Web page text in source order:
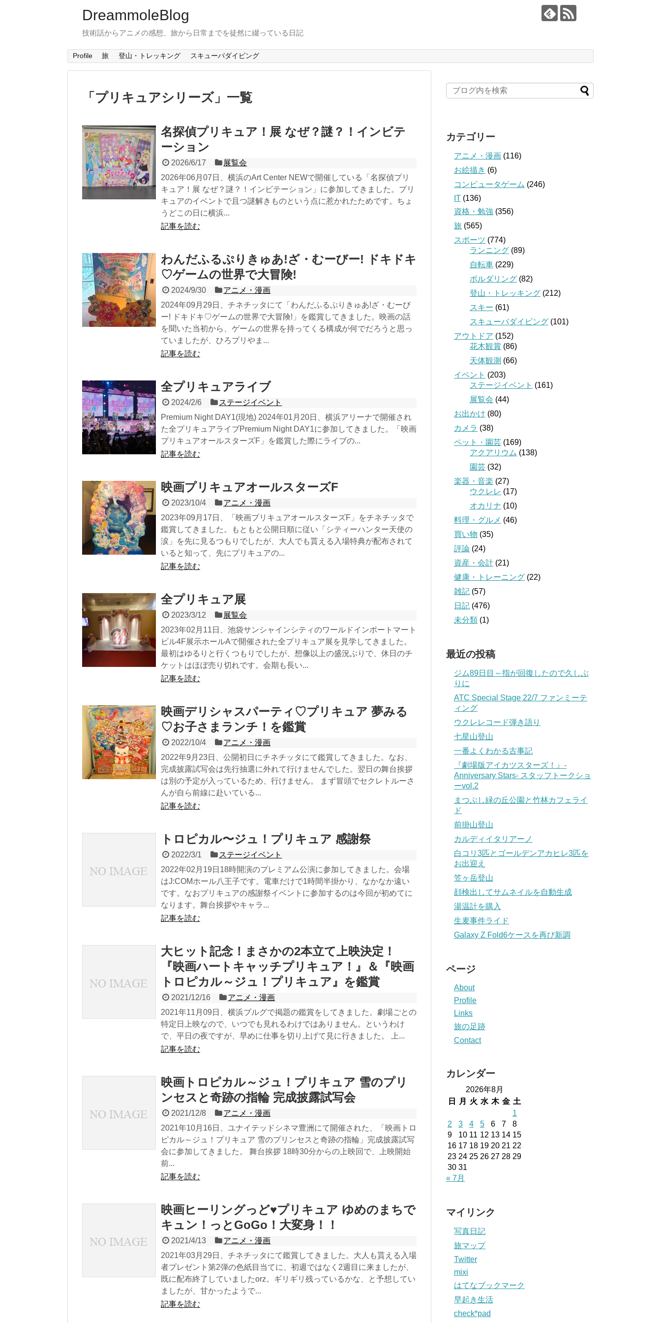
DreammoleBlog
技術話からアニメの感想、旅から日常までを徒然に綴っている日記
Profile 旅 登山・トレッキング スキューバダイビング
「 プリキュアシリーズ」 一覧
名探偵プリキュア！展 なぜ？謎？！インビテ
ーション
2026/6/17
展覧会
2026年06月07日、横浜のArt Center NEWで開催している「名探偵プリ
キュア！展 なぜ？謎？！インビテーション」に参加してきました。プリ
キュアのイベントで且つ謎解きものという点に惹かれたためです。ちょ
うどこの日に横浜...
記事を読む
わんだふるぷりきゅあ!ざ・むーびー! ドキドキ
♡ゲームの世界で大冒険!
2024/9/30
アニメ・漫画
2024年09月29日、チネチッタにて「わんだふるぷりきゅあ!ざ・むーび
ー! ドキドキ♡ゲームの世界で大冒険!」を鑑賞してきました。映画の話
を聞いた当初から、ゲームの世界を持ってくる構成が何でだろうと思っ
ていましたが、ひろプリやま...
記事を読む
全プリキュアライブ
2024/2/6
ステージイベント
Premium Night DAY1(現地) 2024年01月20日、横浜アリーナで開催され
た全プリキュアライブPremium Night DAY1に参加してきました。「映画
プリキュアオールスターズF」を鑑賞した際にライブの...
記事を読む
映画プリキュアオールスターズF
2023/10/4
アニメ・漫画
2023年09月17日、「映画プリキュアオールスターズF」をチネチッタで
鑑賞してきました。もともと公開日順に従い「シティーハンター天使の
涙」を先に見るつもりでしたが、大人でも貰える入場特典が配布されて
いると知って、先にプリキュアの...
記事を読む
全プリキュア展
2023/3/12
展覧会
2023年02月11日、池袋サンシャインシティのワールドインポートマート
ビル4F展示ホールAで開催された全プリキュア展を見学してきました。
最初はゆるりと行くつもりでしたが、想像以上の盛況ぶりで、休日のチ
ケットはほぼ売り切れです。会期も長い...
記事を読む
映画デリシャスパーティ♡プリキュア 夢みる
♡お子さまランチ！を鑑賞
2022/10/4
アニメ・漫画
2022年9月23日、公開初日にチネチッタにて鑑賞してきました。なお、
完成披露試写会は先行抽選に外れて行けませんでした。翌日の舞台挨拶
は別の予定が入っているため、行けません。 まず冒頭でセクレトルーさ
んが自ら前線に赴いている...
記事を読む
トロピカル〜ジュ！プリキュア 感謝祭
2022/3/1
ステージイベント
2022年02月19日18時開演のプレミアム公演に参加してきました。会場
はJ:COMホール八王子です。電車だけで1時間半掛かり、なかなか遠い
です。なおプリキュアの感謝祭イベントに参加するのは今回が初めてに
なります。舞台挨拶やキャラ...
記事を読む
大ヒット記念！まさかの2本立て上映決定！
『映画ハートキャッチプリキュア！』＆『映画
トロピカル～ジュ！プリキュア』を鑑賞
2021/12/16
アニメ・漫画
2021年11月09日、横浜ブルグで掲題の鑑賞をしてきました。劇場ごとの
特定日上映なので、いつでも見れるわけではありません。というわけ
で、平日の夜ですが、早めに仕事を切り上げて見に行きました。 上...
記事を読む
映画トロピカル～ジュ！プリキュア 雪のプリ
ンセスと奇跡の指輪 完成披露試写会
2021/12/8
アニメ・漫画
2021年10月16日、ユナイテッドシネマ豊洲にて開催された、「映画トロ
ピカル～ジュ！プリキュア 雪のプリンセスと奇跡の指輪」完成披露試写
会に参加してきました。 舞台挨拶 18時30分からの上映回で、上映開始
前...
記事を読む
映画ヒーリングっど♥プリキュア ゆめのまちで
キュン！っとGoGo！大変身！！
2021/4/13
アニメ・漫画
2021年03月29日、チネチッタにて鑑賞してきました。大人も貰える入場
者プレゼント第2弾の色紙目当てに、初週ではなく2週目に来ましたが、
既に配布終了していましたorz。ギリギリ残っているかな、と予想してい
ましたが、甘かったようで...
記事を読む
カテゴリー
アニメ・漫画 (116)
お絵描き (6)
コンピュータゲーム (246)
IT (136)
資格・勉強 (356)
旅 (565)
スポーツ (774)
ランニング (89)
自転車 (229)
ボルダリング (82)
登山・トレッキング (212)
スキー (61)
スキューバダイビング (101)
アウトドア (152)
花木観賞 (86)
天体観測 (66)
イベント (203)
ステージイベント (161)
展覧会 (44)
お出かけ (80)
カメラ (38)
ペット・園芸 (169)
アクアリウム (138)
園芸 (32)
楽器・音楽 (27)
ウクレレ (17)
オカリナ (10)
料理・グルメ (46)
買い物 (35)
評論 (24)
資産・会計 (21)
健康・トレーニング (22)
雑記 (57)
日記 (476)
未分類 (1)
最近の投稿
ジム89日目～指が回復したので久しぶ
りに
ATC Special Stage 22/7 ファンミーテ
ィング
ウクレレコード弾き語り
七星山登山
一番よくわかる古事記
『劇場版アイカツスターズ！』-
Anniversary Stars- スタッフトークショ
ーvol.2
まつぶし緑の丘公園と竹林カフェライ
ド
前掛山登山
カルディイタリアーノ
白コリ3匹とゴールデンアカヒレ3匹を
お出迎え
笠ヶ岳登山
顔検出してサムネイルを自動生成
湯温計を購入
生麦事件ライド
Galaxy Z Fold6ケースを再び新調
ページ
About
Profile
Links
旅の足跡
Contact
カレンダー
2026年8月
日
月 火 水 木 金 土
1
2
3 4 5 6 7
8
9
10 11 12 13 14 15
16 17 18 19 20 21 22
23 24 25 26 27 28 29
30 31
« 7月
マイリンク
写真日記
旅マップ
Twitter
mixi
はてなブックマーク
早起き生活
check*pad